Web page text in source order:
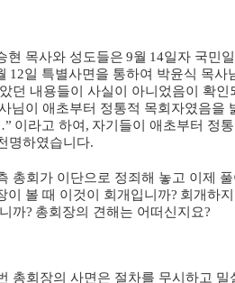
현 목사와 성도들은 9월 14일자 국민
12일 특별사면을 통하여 박윤식 목사
던 내용들이 사실이 아니었음이 확인
님이 애초부터 정통적 목회자였음을
이라고 하여 , 자기들이 애초부터 정
명하였습니다.
총회가 이단으로 정죄해 놓고 이제
이 볼 때 이것이 회개입니까? 회개하
까? 총회장의 견해는 어떠신지요?
총회장의 사면은 절차를 무시하고 밀